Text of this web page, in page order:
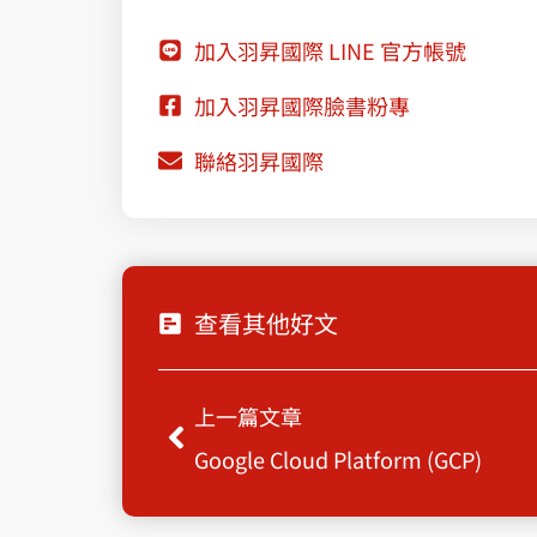
加入羽昇國際 LINE 官方帳號
加入羽昇國際臉書粉專
聯絡羽昇國際
查看其他好文
Prev上一篇文章
Google Cloud Platform (GCP)